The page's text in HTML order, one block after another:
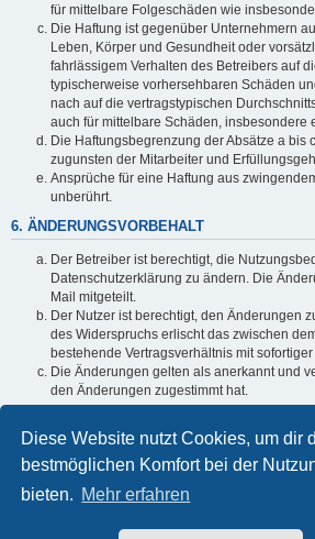
Diese Website nutzt Cookies, um dir
bestmöglichen Komfort bei der
bieten. Mehr erfahren
für mittelbare Folgeschäden wie
Die Haftung ist gegenüber Unternehmern
Leben, Körper und Gesundheit oder
fahrlässigem Verhalten des Betreibers auf
typischerweise vorhersehbaren Schäden
nach auf die vertragstypischen
auch für mittelbare Schäden, insbesondere
Die Haftungsbegrenzung der Absätze a bis
zugunsten der Mitarbeiter und
Ansprüche für eine Haftung aus
unberührt.
6. ÄNDERUNGSVORBEHALT
Der Betreiber ist berechtigt, die
Datenschutzerklärung zu ändern. Die
Mail mitgeteilt.
Der Nutzer ist berechtigt, den Änderungen
des Widerspruchs erlischt das zwischen
bestehende Vertragsverhältnis mit
Die Änderungen gelten als anerkannt und
den Änderungen zugestimmt hat.
Informationen über den Umgang mit
sind in der Datenschutzerklärung enthalten.